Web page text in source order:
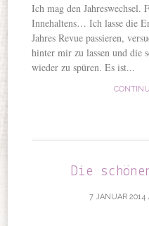
Ich mag den Jahreswechsel.
Innehaltens… Ich lasse die
Jahres Revue passieren,
hinter mir zu lassen und die
wieder zu spüren. Es ist...
Die
7 JANUAR 2014